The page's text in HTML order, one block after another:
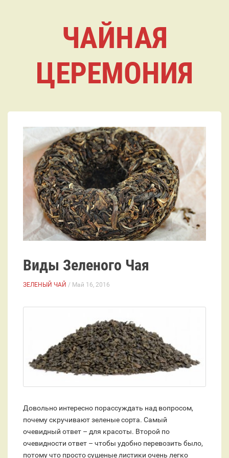
ЧАЙНАЯ
ЦЕРЕМОНИЯ
Виды Зеленого Чая
ЗЕЛЕНЫЙ ЧАЙ / Май 16, 2016
Довольно интересно порассуждать над вопросом,
почему скручивают зеленые сорта. Самый
очевидный ответ – для красоты. Второй по
очевидности ответ – чтобы удобно перевозить было,
потому что просто сушеные листики очень легко